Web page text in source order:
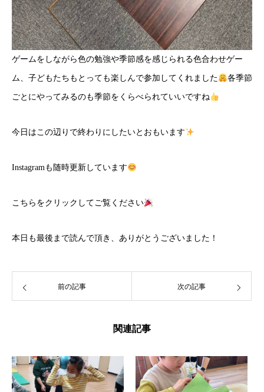
ゲームをしながら色の勉強や季節感を感じられる色合わせゲー
ム、子どもたちもとっても楽しんで参加してくれました 各季節
ごとにやってみるのも季節をくらべられていいですね
今日はこの辺りで終わりにしたいとおもいます
Instagramも随時更新しています
こちら をクリックしてご覧ください
本日も最後まで読んで頂き、ありがとうございました！
前の記事 次の記事
関連記事